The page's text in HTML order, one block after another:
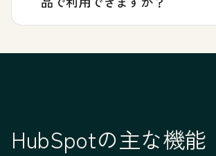
HubSpotの主な機能